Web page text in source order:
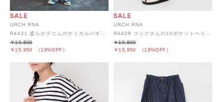
URCH RNA
￥15,950 （19%OFF）
￥19,800
URCH RNA
￥15,950 （19%OFF）
￥19,800